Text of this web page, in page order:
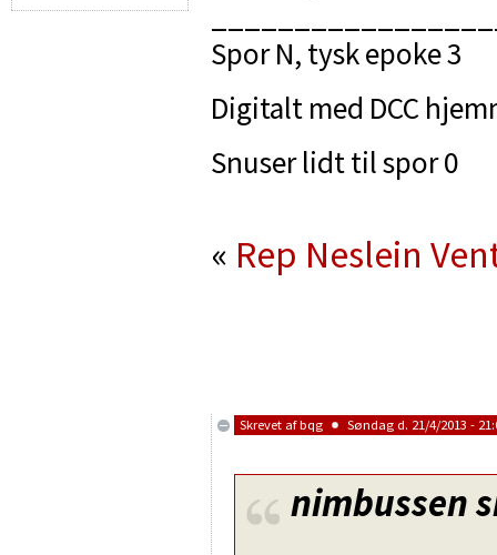
Spor N, tysk epoke 3
Digitalt med DCC
Snuser lidt til spor 0
« Rep Neslein
Skrevet afbqg Søndag d. 21/4/2013 -
nimbussen